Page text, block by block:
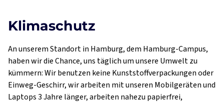
Klimaschutz
An unserem Standort in Hamburg, dem Hamburg-Campus,
haben wir die Chance, uns täglich um unsere Umwelt zu
kümmern: Wir benutzen keine Kunststoffverpackungen oder
Einweg-Geschirr, wir arbeiten mit unseren Mobilgeräten und
Laptops 3 Jahre länger, arbeiten nahezu papierfrei,